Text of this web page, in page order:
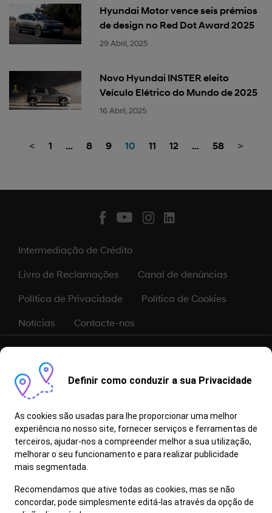
Hyundai Motor vence seis prémios
de design no Red Dot Award 2025
29 Abril, 2025
Novo Hyundai INSTER eleito
Veículo Elétrico do Mundo de 2025
16 Abril, 2025
< 1 … 8 9 10 11 12 … 58 >
Notícias Contacte-nos
Política de Privacidade Política de Cookies
Livro de Reclamações Canal de denúncias
Intermediação de Crédito
dados a título meramente informativo, não constituindo qualquer
oferta de venda. Apesar de revistos antes da publicação, não é
possível garantir que se encontrem isentos de erros de digitação,
defeitos de composição e de problemas equivalentes, reservando-
informações, conteúdos e dados aqui apresentados deverão ser
confirmados junto de um Concessionário/Reparador Autorizado
Hyundai.
Informe-se junto do seu Concessionário quais os modelos/versão
que possuem a funcionalidade Bluelink.
Os Proprietários/Detentores de um Veículo em Fim de Vida (VFV)
devem entregá-lo num centro de abate licenciado, pertencente à
rede Valorcar. O veículo será processado de forma ambientalmente
Definir como conduzir a sua Privacidade
As cookies são usadas para lhe proporcionar uma melhor
experiência no nosso site, fornecer serviços e ferramentas de
terceiros, ajudar-nos a compreender melhor a sua utilização,
melhorar o seu funcionamento e para realizar publicidade
mais segmentada.
Recomendamos que ative todas as cookies, mas se não
concordar, pode simplesmente editá-las através da opção de